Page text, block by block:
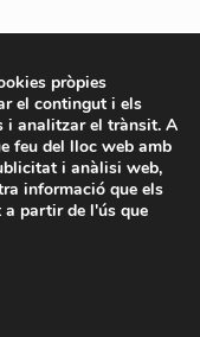
pròpies
el contingut i els
i analitzar el trànsit. A
feu del lloc web amb
i anàlisi web,
informació que els
partir de l'ús que